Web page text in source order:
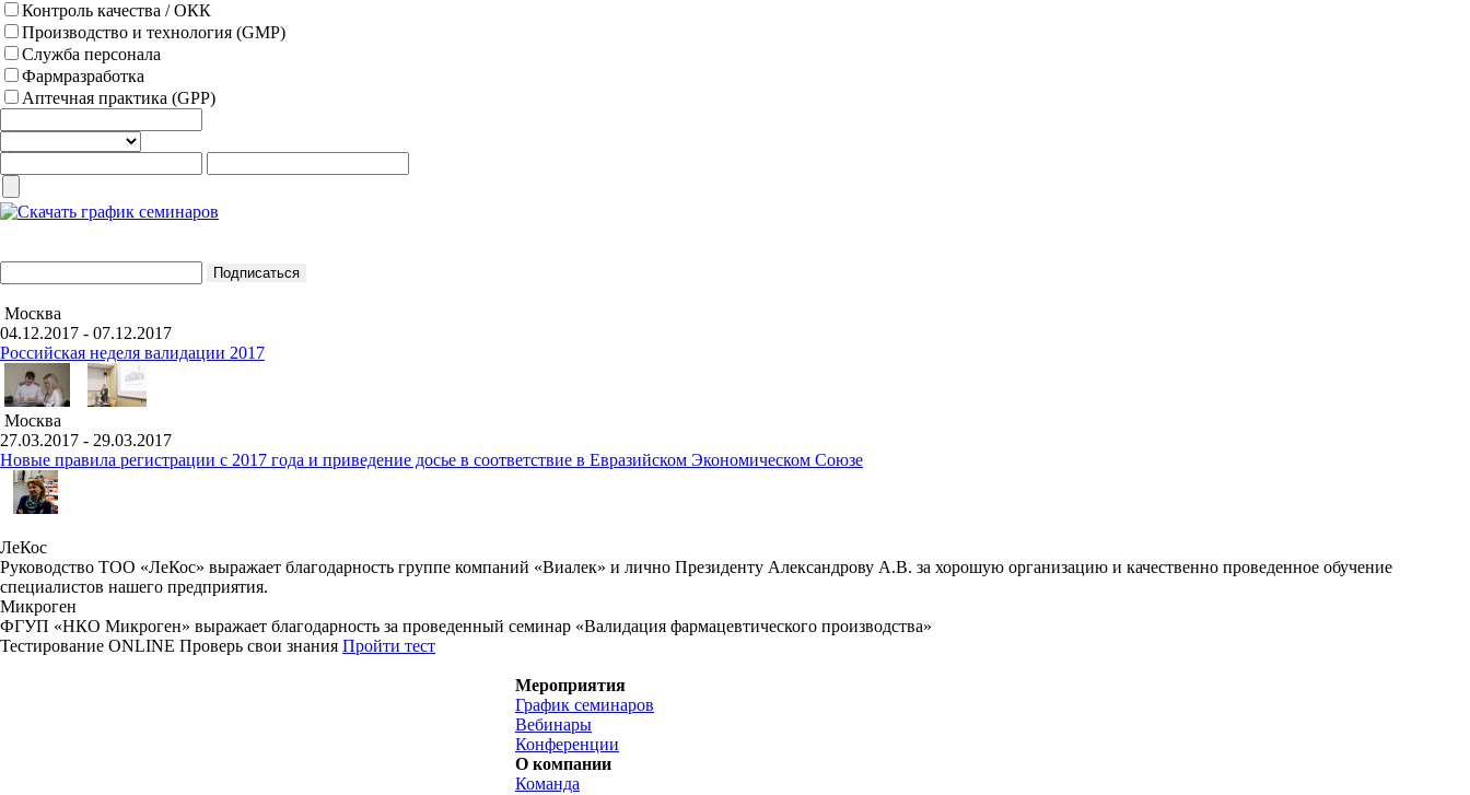
Контроль качества / ОКК
Производство и технология (GMP)
Служба персонала
Фармразработка
Аптечная практика (GPP)
Москва
04.12.2017 - 07.12.2017
Российская неделя валидации 2017
Москва
27.03.2017 - 29.03.2017
Новые правила регистрации c 2017 года и приведение досье в соответствие в Евразийском Экономическом Союзе
ЛеКос
Руководство ТОО «ЛеКос» выражает благодарность группе компаний «Виалек» и лично Президенту Александрову А.В. за хорошую организацию и качественно проведенное обучение
специалистов нашего предприятия.
Микроген
ФГУП «НКО Микроген» выражает благодарность за проведенный семинар «Валидация фармацевтического производства»
Тестирование ONLINE Проверь свои знания Пройти тест
Мероприятия
График семинаров
Вебинары
Конференции
О компании
Команда